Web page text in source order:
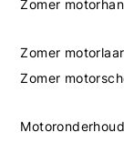
Zomer
Zomer
Zomer
Motoronderhoud